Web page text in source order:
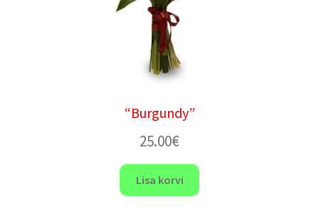
“Burgundy”
25.00€
Lisa korvi